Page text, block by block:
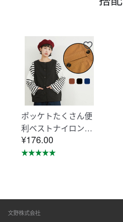
ポッケトたくさん便
利ベストナイロン素
材摩擦に強い KNNV
302
¥176.00
文野株式会社